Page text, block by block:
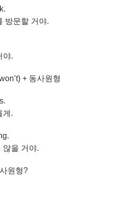
방문할 거야.
야.
+ 동사원형
게.
을 거야.
원형?